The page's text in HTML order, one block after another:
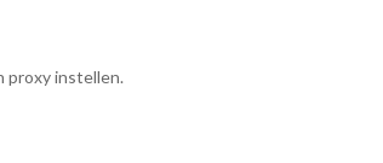
proxy instellen.